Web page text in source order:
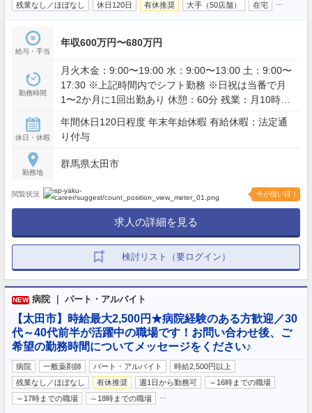
残業なし／ほぼなし
休日120日 有休推奨 大手（50店舗） 在宅
給与・手当
年収600万円〜680万円
勤務時間
月火木金：9:00〜19:00 水：9:00〜13:00 土：9:00〜
17:30 ※上記時間内でシフト勤務 ※日祝は当番で月
1〜2か月に1回出勤あり 休憩：60分 残業：月10時間
休日・休暇
年間休日120日程度 年末年始休暇 有給休暇：法定通
り付与
勤務地
群馬県太田市
閲覧状況 今が狙い目！
求人の詳細を見る
検討リスト（要ログイン）
NEW 病院 ｜ パート・アルバイト
【太田市】時給最大2,500円★病院経験のある方歓迎／30
代～40代前半が活躍中の職場です！お問い合わせ後、ご
希望の勤務時間についてメッセージをください♪
病院 一般薬剤師 パート・アルバイト
時給2,500円以上
残業なし／ほぼなし
有休推奨 週1日から勤務可
～16時までの職場
～17時までの職場
～18時までの職場